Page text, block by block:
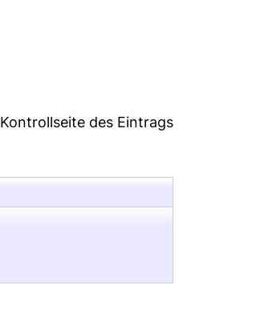
Kontrollseite des Eintrags